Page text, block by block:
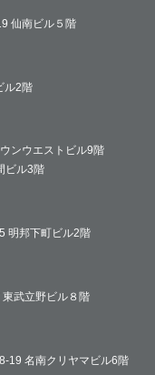
仙南ビル５階
ル2階
ンウエストビル9階
ビル3階
明邦下町ビル2階
武立野ビル８階
19 名南クリヤマビル6階